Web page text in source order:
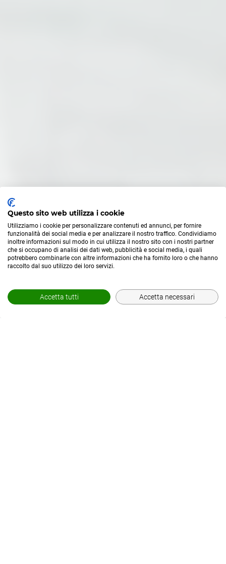
Mappa Sito
Privacy Policy
Questo sito web utilizza i cookie
Utilizziamo i cookie per personalizzare contenuti ed annunci, per fornire
funzionalità dei social media e per analizzare il nostro traffico. Condividiamo
inoltre informazioni sul modo in cui utilizza il nostro sito con i nostri partner
che si occupano di analisi dei dati web, pubblicità e social media, i quali
potrebbero combinarle con altre informazioni che ha fornito loro o che hanno
raccolto dal suo utilizzo dei loro servizi.
Accetta tutti Accetta necessari